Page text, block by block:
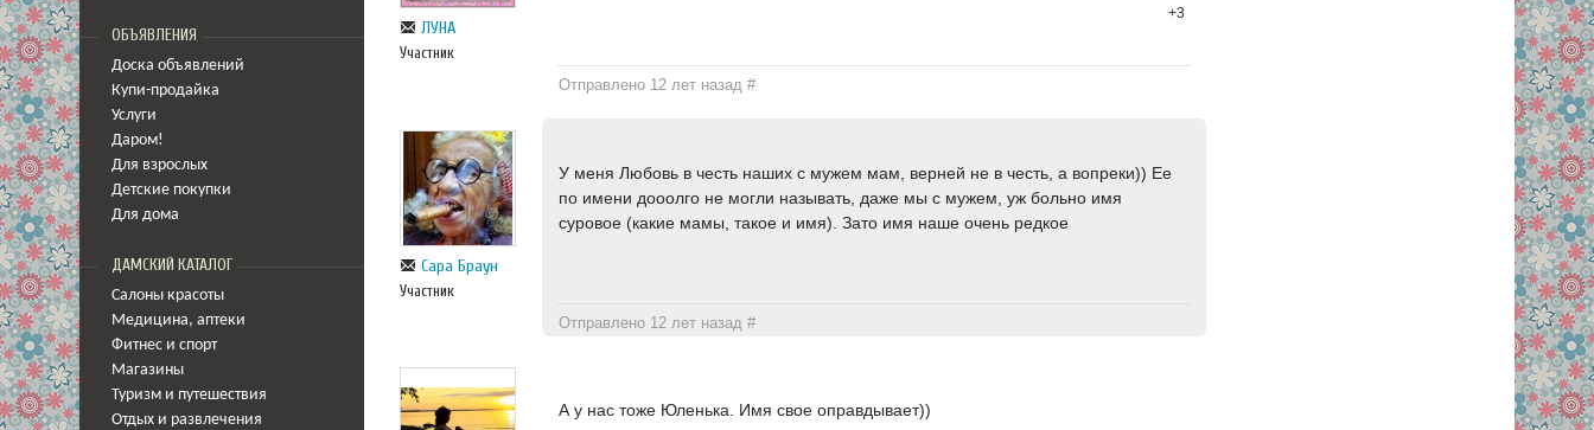
ОБЪЯВЛЕНИЯ
Доска объявлений
Купи-продайка
Услуги
Даром!
Для взрослых
Детские покупки
Для дома
ДАМСКИЙ КАТАЛОГ
Салоны красоты
Медицина, аптеки
Фитнес и спорт
Магазины
Туризм и путешествия
Отдых и развлечения
ЛУНА
Участник
Отправлено 12 лет назад#
+3
Сара Браун
Участник
У меня Любовь в честь наших с мужем мам, верней не в честь, а вопреки)) Ее
по имени дооолго не могли называть, даже мы с мужем, уж больно имя
суровое (какие мамы, такое и имя). Зато имя наше очень редкое
Отправлено 12 лет назад#
А у нас тоже Юленька. Имя свое оправдывает))